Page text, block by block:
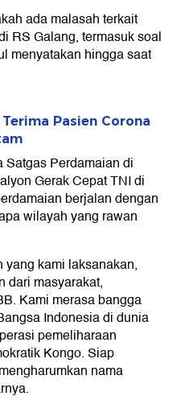
ada malasah terkait
RS Galang, termasuk soal
menyatakan hingga saat
Pasien Corona
Perdamaian di
Gerak Cepat TNI di
berjalan dengan
wilayah yang rawan
kami laksanakan,
dari masyarakat,
Kami merasa bangga
Indonesia di dunia
pemeliharaan
Kongo. Siap
nama